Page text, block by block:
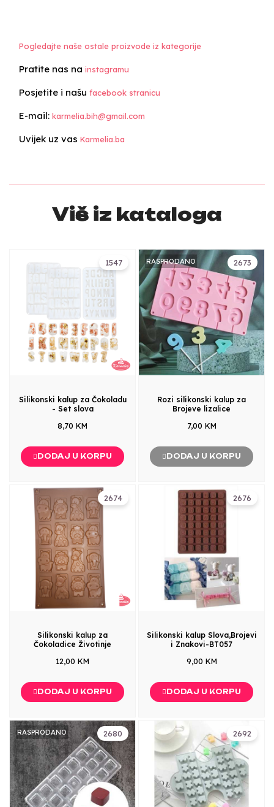
Pogledajte naše ostale proizvode iz kategorije
Pratite nas na instagramu
Posjetite i našu facebook stranicu
E-mail: karmelia.bih@gmail.com
Uvijek uz vas Karmelia.ba
Više iz kataloga
1547
Silikonski kalup za Čokoladu
- Set slova
8,70 KM
DODAJ U KORPU
2673
RASPRODANO
Rozi silikonski kalup za
Brojeve lizalice
7,00 KM
DODAJ U KORPU
2674
Silikonski kalup za
Čokoladice Životinje
12,00 KM
DODAJ U KORPU
2676
Silikonski kalup Slova,Brojevi
i Znakovi-BT057
9,00 KM
DODAJ U KORPU
2680
RASPRODANO 2692